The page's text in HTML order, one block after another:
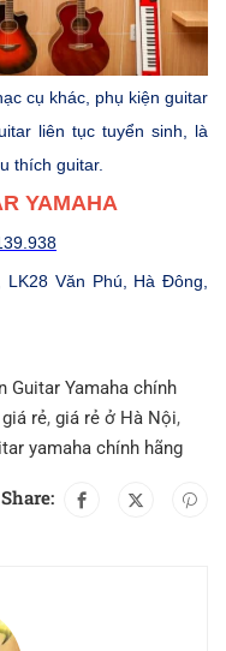
cụ khác, phụ kiện guitar
liên tục tuyển sinh, là
thích guitar.
YAMAHA
LK28 Văn Phú, Hà Đông,
Guitar Yamaha chính
rẻ, giá rẻ ở Hà Nội,
yamaha chính hãng
Share: